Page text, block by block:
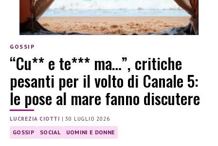
GOSSIP
“Cu** e te*** ma…”, critiche
pesanti per il volto di Canale 5:
le pose al mare fanno discutere
LUCREZIA CIOTTI |30 LUGLIO 2026
GOSSIP SOCIAL UOMINI E DONNE